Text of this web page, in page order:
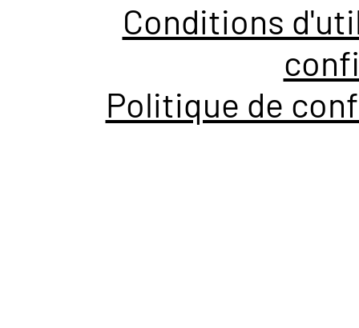
Conditions
Politique de